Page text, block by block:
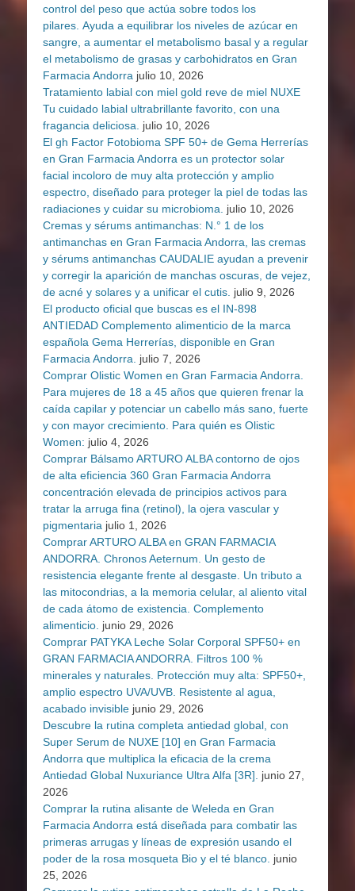
control del peso que actúa sobre todos los
pilares. Ayuda a equilibrar los niveles de azúcar en
sangre, a aumentar el metabolismo basal y a regular
el metabolismo de grasas y carbohidratos en Gran
Farmacia Andorra julio 10, 2026
Tratamiento labial con miel gold reve de miel NUXE
Tu cuidado labial ultrabrillante favorito, con una
fragancia deliciosa. julio 10, 2026
El gh Factor Fotobioma SPF 50+ de Gema Herrerías
en Gran Farmacia Andorra es un protector solar
facial incoloro de muy alta protección y amplio
espectro, diseñado para proteger la piel de todas las
radiaciones y cuidar su microbioma. julio 10, 2026
Cremas y sérums antimanchas: N.° 1 de los
antimanchas en Gran Farmacia Andorra, las cremas
y sérums antimanchas CAUDALIE ayudan a prevenir
y corregir la aparición de manchas oscuras, de vejez,
de acné y solares y a unificar el cutis. julio 9, 2026
El producto oficial que buscas es el IN-898
ANTIEDAD Complemento alimenticio de la marca
española Gema Herrerías, disponible en Gran
Farmacia Andorra. julio 7, 2026
Comprar Olistic Women en Gran Farmacia Andorra.
Para mujeres de 18 a 45 años que quieren frenar la
caída capilar y potenciar un cabello más sano, fuerte
y con mayor crecimiento. Para quién es Olistic
Women: julio 4, 2026
Comprar Bálsamo ARTURO ALBA contorno de ojos
de alta eficiencia 360 Gran Farmacia Andorra
concentración elevada de principios activos para
tratar la arruga fina (retinol), la ojera vascular y
pigmentaria julio 1, 2026
Comprar ARTURO ALBA en GRAN FARMACIA
ANDORRA. Chronos Aeternum. Un gesto de
resistencia elegante frente al desgaste. Un tributo a
las mitocondrias, a la memoria celular, al aliento vital
de cada átomo de existencia. Complemento
alimenticio. junio 29, 2026
Comprar PATYKA Leche Solar Corporal SPF50+ en
GRAN FARMACIA ANDORRA. Filtros 100 %
minerales y naturales. Protección muy alta: SPF50+,
amplio espectro UVA/UVB. Resistente al agua,
acabado invisible junio 29, 2026
Descubre la rutina completa antiedad global, con
Super Serum de NUXE [10] en Gran Farmacia
Andorra que multiplica la eficacia de la crema
Antiedad Global Nuxuriance Ultra Alfa [3R]. junio 27,
2026
Comprar la rutina alisante de Weleda en Gran
Farmacia Andorra está diseñada para combatir las
primeras arrugas y líneas de expresión usando el
poder de la rosa mosqueta Bio y el té blanco. junio
25, 2026